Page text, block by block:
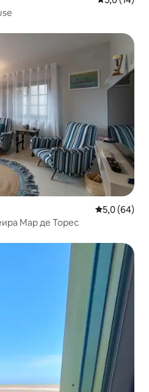
на гостите“
Просечна
5,0 (64)
Мар де Торес
на гостите“